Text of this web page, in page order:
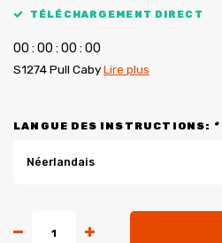
TÉLÉCHARGEMENT DIRECT
00 : 00 : 00 : 00
S1274 Pull CabyLire plus
LANGUE DES INSTRUCTIONS: *
Néerlandais